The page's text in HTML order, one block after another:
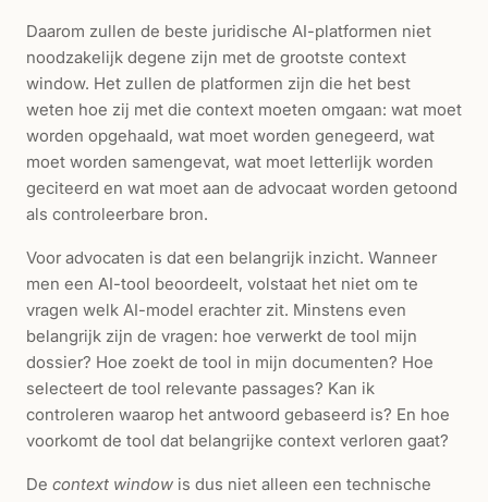
Daarom zullen de beste juridische AI-platformen niet
noodzakelijk degene zijn met de grootste context
window. Het zullen de platformen zijn die het best
weten hoe zij met die context moeten omgaan: wat moet
worden opgehaald, wat moet worden genegeerd, wat
moet worden samengevat, wat moet letterlijk worden
geciteerd en wat moet aan de advocaat worden getoond
als controleerbare bron.
Voor advocaten is dat een belangrijk inzicht. Wanneer
men een AI-tool beoordeelt, volstaat het niet om te
vragen welk AI-model erachter zit. Minstens even
belangrijk zijn de vragen: hoe verwerkt de tool mijn
dossier? Hoe zoekt de tool in mijn documenten? Hoe
selecteert de tool relevante passages? Kan ik
controleren waarop het antwoord gebaseerd is? En hoe
voorkomt de tool dat belangrijke context verloren gaat?
De context window is dus niet alleen een technische